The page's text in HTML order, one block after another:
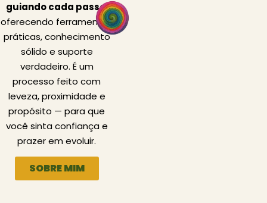
guiando cada passo,
oferecendo ferramentas
práticas, conhecimento
sólido e suporte
verdadeiro. É um
processo feito com
leveza, proximidade e
propósito — para que
você sinta confiança e
prazer em evoluir.
SOBRE MIM